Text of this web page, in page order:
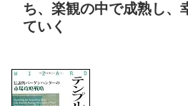
ち、楽観の中で成熟し、
ていく